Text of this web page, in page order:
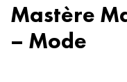
Mastère
– Mode